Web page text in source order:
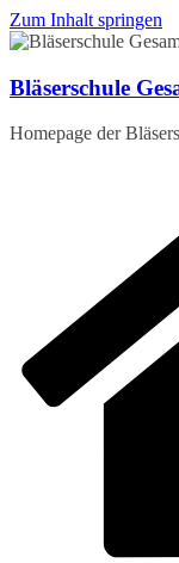
Zum Inhalt springen
Bläserschule
Homepage der